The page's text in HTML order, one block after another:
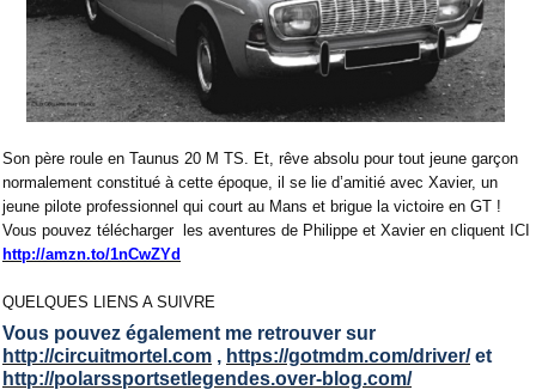
Son père roule en Taunus 20 M TS. Et, rêve absolu pour tout jeune garçon
normalement constitué à cette époque, il se lie d’amitié avec Xavier, un
jeune pilote professionnel qui court au Mans et brigue la victoire en GT !
Vous pouvez télécharger les aventures de Philippe et Xavier en cliquent ICI
http://amzn.to/1nCwZYd
QUELQUES LIENS A SUIVRE
Vous pouvez également me retrouver sur
http://circuitmortel.com , https://gotmdm.com/driver/et
http://polarssportsetlegendes.over-blog.com/